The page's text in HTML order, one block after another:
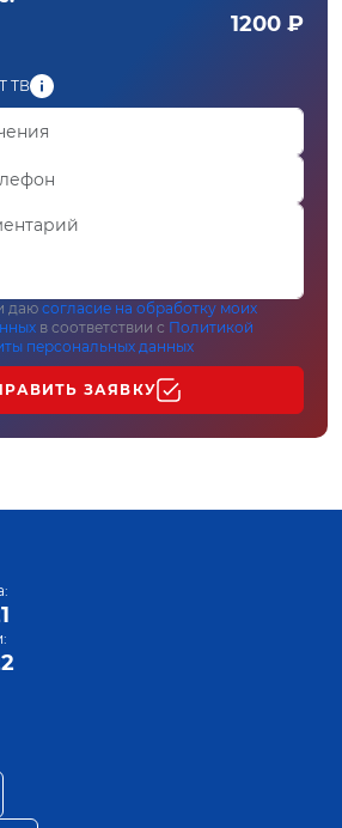
1200 ₽
ТВ
даю согласие на обработку моих
в соответствии с Политикой
персональных данных
ЗАЯВКУ